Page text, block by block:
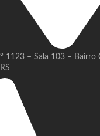
1123 – Sala 103 – Bairro